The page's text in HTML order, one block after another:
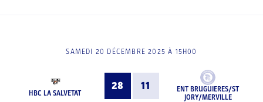
SAMEDI 20 DÉCEMBRE 2025 À 15H00
HBC LA SALVETAT
28 11
ENT BRUGUIERES/ST
JORY/MERVILLE